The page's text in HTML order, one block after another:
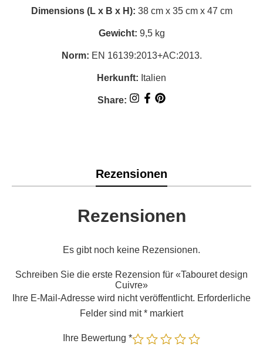
Dimensions (L x B x H): 38 cm x 35 cm x 47 cm
Gewicht: 9,5 kg
Norm: EN 16139:2013+AC:2013.
Herkunft: Italien
Share:
Rezensionen
Rezensionen
Es gibt noch keine Rezensionen.
Schreiben Sie die erste Rezension für «Tabouret design
Cuivre»
Ihre E-Mail-Adresse wird nicht veröffentlicht. Erforderliche
Felder sind mit* markiert
Ihre Bewertung *